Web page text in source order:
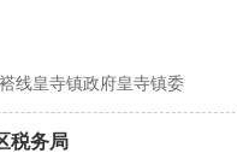
线皇寺镇政府皇寺镇委
税务局